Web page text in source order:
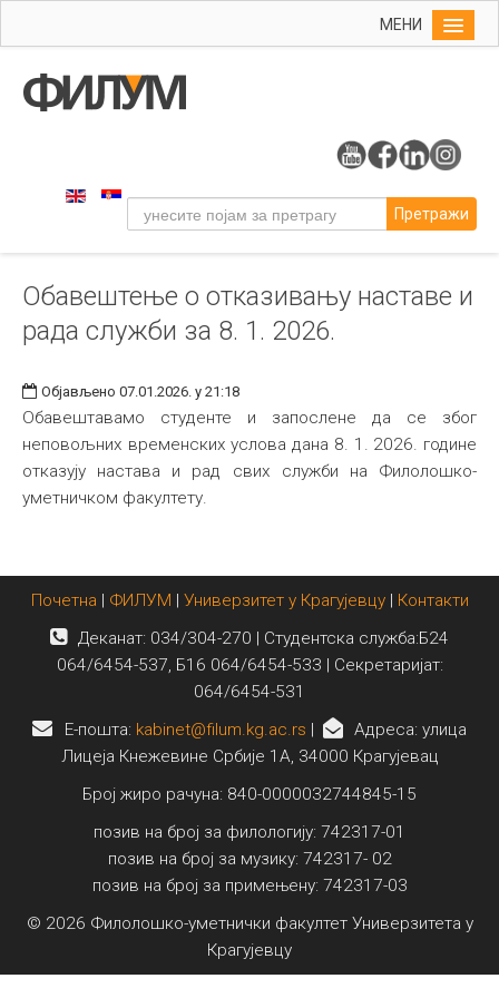
МЕНИ
Упис
Уметност
Издаваштво
Библиотека
Међународна
Претражи
Обавештење o отказивању наставе и
рада служби за 8. 1. 2026.
Објављено 07.01.2026. у 21:18
Обавештавамо студенте и запослене да се због
неповољних временских услова дана 8. 1. 2026. године
отказују настава и рад свих служби на Филолошко-
уметничком факултету.
Почетна | ФИЛУМ | Универзитет у Крагујевцу| Контакти
Деканат: 034/304-270 | Студентска служба:Б24
064/6454-537, Б16 064/6454-533 | Секретаријат:
064/6454-531
E-пошта: kabinet@filum.kg.ac.rs |
Адреса: улица
Лицеја Кнежевине Србије 1А, 34000 Крагујевац
Број жиро рачуна: 840-0000032744845-15
позив на број за филологију: 742317-01
позив на број за музику: 742317- 02
позив на број за примењену: 742317-03
© 2026 Филолошко-уметнички факултет Универзитета у
Крагујевцу